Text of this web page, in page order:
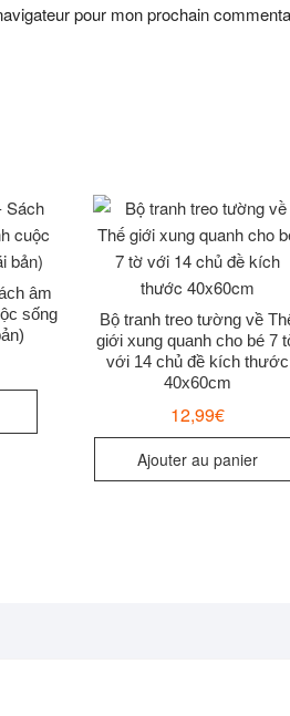
pour mon prochain
âm
sống
Bộ tranh treo tường về
giới xung quanh cho bé 7
với 14 chủ đề kích thước
40x60cm
12,99€
Ajouter au panier